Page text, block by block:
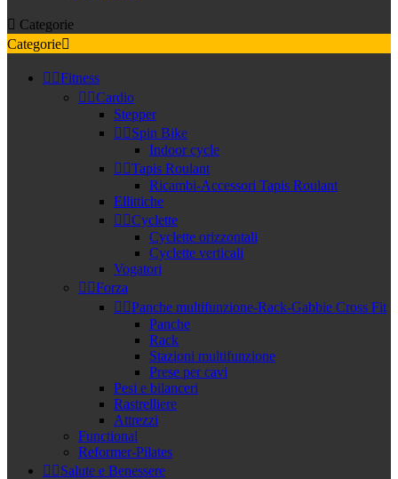
 Categorie
Categorie
 Fitness
 Cardio
Stepper
 Spin Bike
Indoor cycle
 Tapis Roulant
Ricambi-Accessori Tapis Roulant
Ellittiche
 Cyclette
Cyclette orizzontali
Cyclette verticali
Vogatori
 Forza
 Panche multifunzione-Rack-Gabbie Cross Fit
Panche
Rack
Stazioni multifunzione
Prese per cavi
Pesi e bilanceri
Rastrelliere
Attrezzi
Functional
Reformer-Pilates
 Salute e Benessere